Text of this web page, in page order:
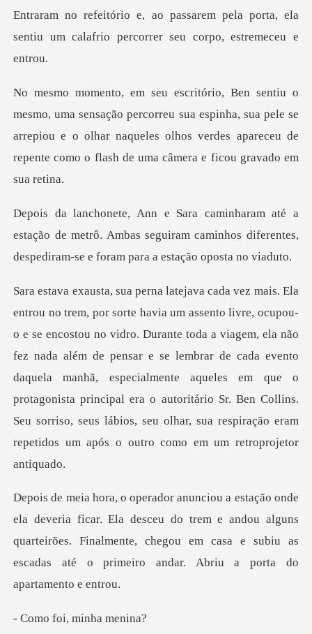
Entraram no refeitório e, ao passarem pela porta, ela
se
orreu sua espinha, sua pele se
arrepiou e o olhar naqueles olhos verdes ap
ação de metrô. Ambas seguiram caminhos diferentes,
de
toda a viagem, ela não
fez nada além de pensar e se lembrar de cada evento
daquela manhã, especialmente aqueles em que o
protagonista principal era
la desceu do trem e andou alguns
quarteirões. Finalmente, chegou em casa e s
oi, minh